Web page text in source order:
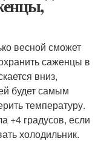
весной сможет
саженцы в
вниз,
будет самым
температуру.
+4 градусов, если
холодильник.